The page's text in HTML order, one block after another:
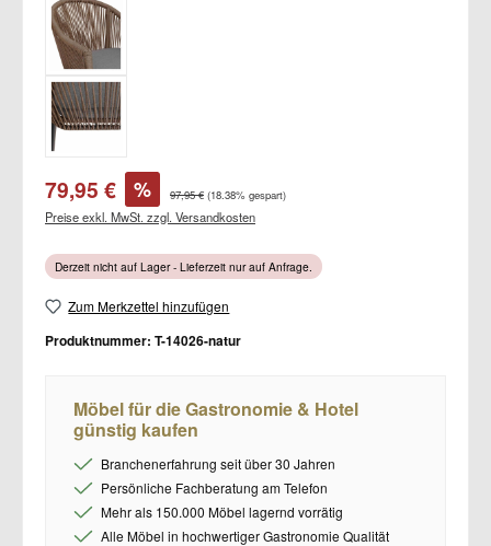
Verkaufspreis:
79,95 € % Regulärer Preis:
97,95 € (18.38% gespart)
Preise exkl. MwSt. zzgl. Versandkosten
Derzeit nicht auf Lager - Lieferzeit nur auf Anfrage.
Zum Merkzettel hinzufügen
Produktnummer: T-14026-natur
Möbel für die Gastronomie & Hotel
günstig kaufen
Branchenerfahrung seit über 30 Jahren
Persönliche Fachberatung am Telefon
Mehr als 150.000 Möbel lagernd vorrätig
Alle Möbel in hochwertiger Gastronomie Qualität